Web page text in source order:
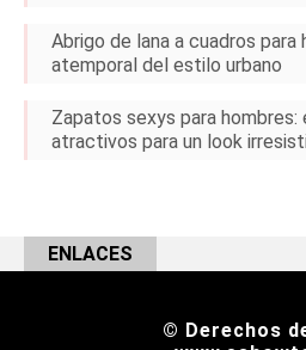
Abrigo de lana a cuadros para
atemporal del estilo urbano
Zapatos sexys para
atractivos para un look
ENLACES
© Derechos